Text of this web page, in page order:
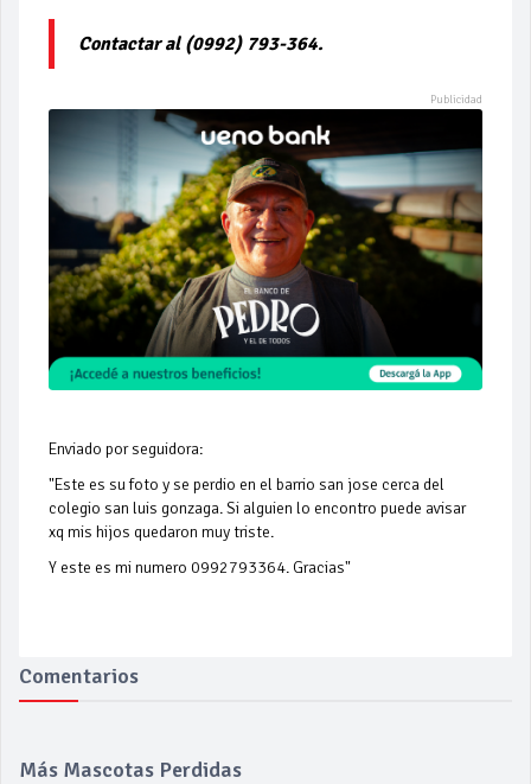
Contactar al (0992) 793-364.
Enviado por seguidora:
"Este es su foto y se perdio en el barrio san jose cerca del
colegio san luis gonzaga. Si alguien lo encontro puede avisar
xq mis hijos quedaron muy triste.
Y este es mi numero 0992793364. Gracias"
Comentarios
Más Mascotas Perdidas